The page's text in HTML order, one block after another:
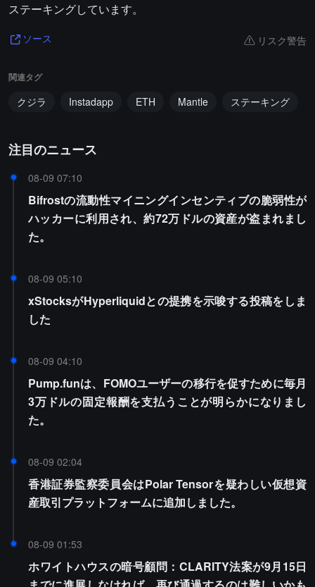
ステーキングしています。
ソース リスク警告
関連タグ
クジラ Instadapp ETH Mantle ステーキング
注目のニュース
08-09 07:10
Bifrostの流動性マイニングインセンティブの脆弱性が
ハッカーに利用され、約72万ドルの資産が盗まれまし
た。
08-09 05:10
xStocksがHyperliquidとの提携を示唆する投稿をしま
した
08-09 04:10
Pump.funは、FOMOユーザーの移行を促すために毎月
3万ドルの固定報酬を支払うことが明らかになりまし
た。
08-09 02:04
香港証券監察委員会はPolar Tensorを疑わしい仮想資
産取引プラットフォームに追加しました。
08-09 01:53
ホワイトハウスの暗号顧問：CLARITY法案が9月15日